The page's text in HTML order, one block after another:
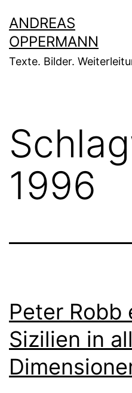
Inhalt
springen
ANDREAS
OPPERMANN
Texte. Bilder.
1996
Peter Robb
Sizilien in